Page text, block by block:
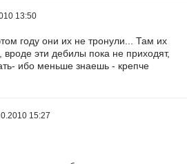
13:50
году они их не тронули... Там их
вроде эти дебилы пока не приходят,
ибо меньше знаешь - крепче
15:27